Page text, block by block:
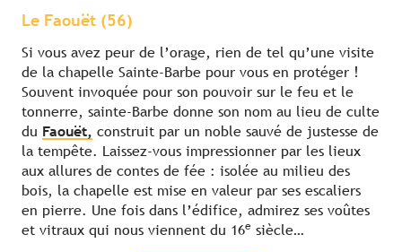
Le Faouët (56)
Si vous avez peur de l’orage, rien de tel qu’une visite
de la chapelle Sainte-Barbe pour vous en protéger !
Souvent invoquée pour son pouvoir sur le feu et le
tonnerre, sainte-Barbe donne son nom au lieu de culte
du Faouët, construit par un noble sauvé de justesse de
la tempête. Laissez-vous impressionner par les lieux
aux allures de contes de fée : isolée au milieu des
bois, la chapelle est mise en valeur par ses escaliers
en pierre. Une fois dans l’édifice, admirez ses voûtes
et vitraux qui nous viennent du 16e siècle…
Nos coups de cœur